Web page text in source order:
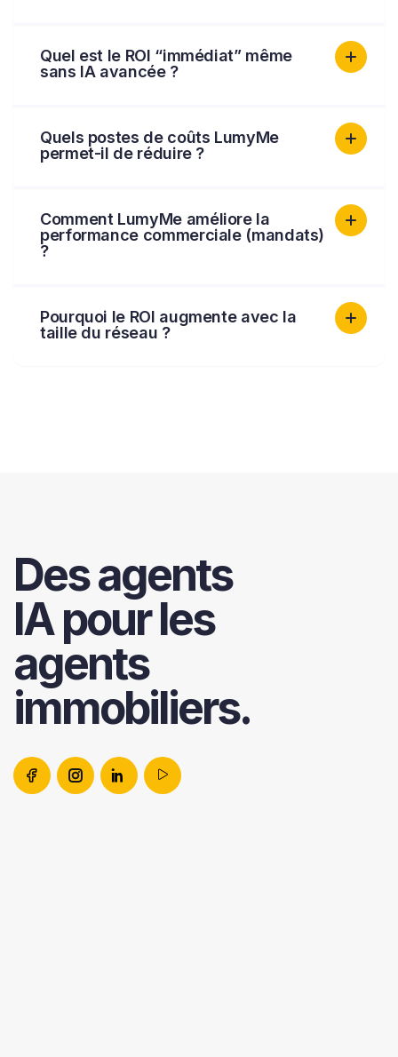
Quel est le ROI “immédiat” même
sans IA avancée ?
Quels postes de coûts LumyMe
permet-il de réduire ?
Comment LumyMe améliore la
performance commerciale (mandats)
?
Pourquoi le ROI augmente avec la
taille du réseau ?
Des agents
IA pour les
agents
immobiliers.